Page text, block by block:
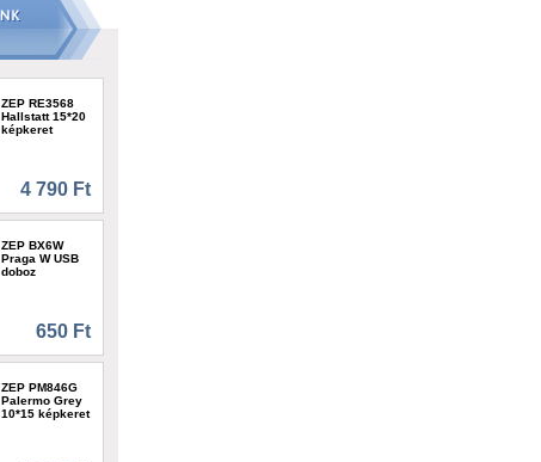
ZEP RE3568
Hallstatt 15*20
képkeret
4 790 Ft
ZEP BX6W
Praga W USB
doboz
650 Ft
ZEP PM846G
Palermo Grey
10*15 képkeret